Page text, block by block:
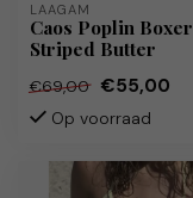
LAAGAM
Caos Poplin Boxer
Striped Butter
€69,00 €55,00
Op voorraad